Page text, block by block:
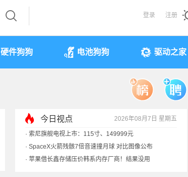
登录 注册
硬件狗狗 电池狗狗 驱动之家
今日视点 2026年08月7日 星期五
· 索尼旗舰电视上市：115寸、149999元
· SpaceX火箭残骸7倍音速撞月球 对比图像公布
· 苹果借长鑫存储压价韩系内存厂商！结果没用